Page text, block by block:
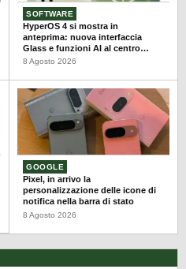
SOFTWARE
HyperOS 4 si mostra in
anteprima: nuova interfaccia
Glass e funzioni AI al centro
dell’aggiornamento
8 Agosto 2026
GOOGLE
Pixel, in arrivo la
personalizzazione delle icone di
notifica nella barra di stato
8 Agosto 2026